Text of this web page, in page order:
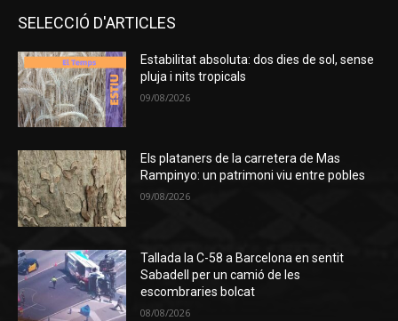
SELECCIÓ D'ARTICLES
Estabilitat absoluta: dos dies de sol, sense
pluja i nits tropicals
09/08/2026
Els plataners de la carretera de Mas
Rampinyo: un patrimoni viu entre pobles
09/08/2026
Tallada la C-58 a Barcelona en sentit
Sabadell per un camió de les
escombraries bolcat
08/08/2026